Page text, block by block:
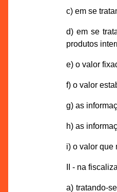
c) em se
d) em se
produtos
e) o valor
f) o valor
g) as
h) as
i) o valor que
II - na
a) tratando-